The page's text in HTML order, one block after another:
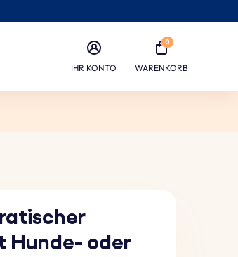
IHR KONTO
0
WARENKORB
Hunde- oder